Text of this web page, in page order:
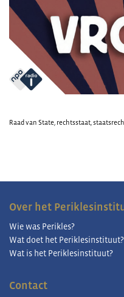
Raad van State, rechtsstaat,
Over het
Wie was Perikles?
Wat doet het Periklesinstituut?
Wat is het Periklesinstituut?
Contact